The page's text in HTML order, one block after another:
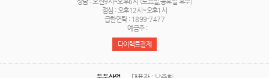
점심 : 오후12시~오후1시
급한연락 : 1899-7477
예금주 :
다이렉트결제